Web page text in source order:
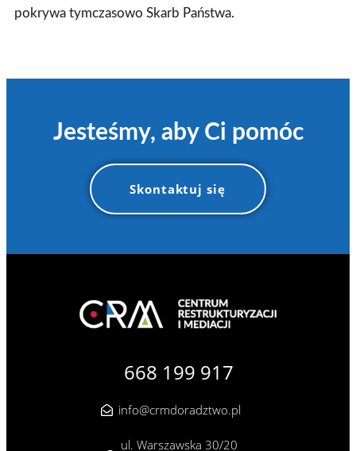
pokrywa tymczasowo Skarb Państwa.
Jesteśmy, aby Ci pomóc
Skontaktuj się
668 199 917
info@crmdoradztwo.pl
ul. Warszawska 30/20